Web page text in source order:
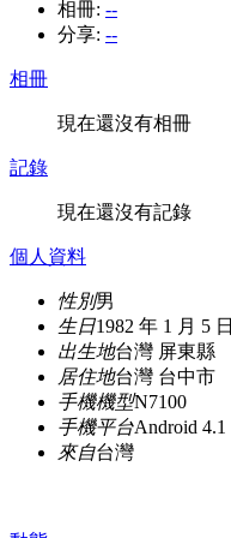
相冊: --
分享: --
相冊
現在還沒有相冊
記錄
現在還沒有記錄
個人資料
性別男
生日1982 年 1 月 5 日
出生地台灣 屏東縣
居住地台灣 台中市
手機機型N7100
手機平台Android 4.1
來自台灣